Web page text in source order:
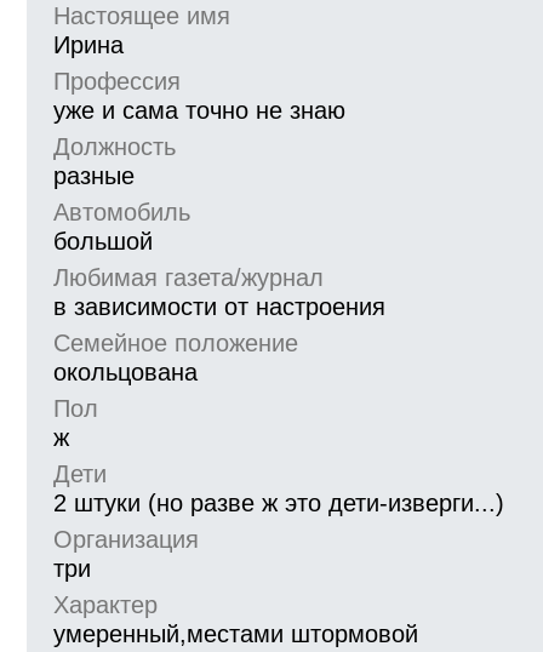
Настоящее имя
Ирина
Профессия
уже и сама точно не знаю
Должность
разные
Автомобиль
большой
Любимая газета/журнал
в зависимости от настроения
Семейное положение
окольцована
Пол
ж
Дети
2 штуки (но разве ж это дети-изверги...)
Организация
три
Характер
умеренный,местами штормовой